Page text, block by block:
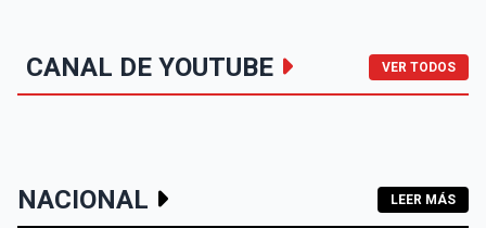
CANAL DE YOUTUBE VER TODOS
NACIONAL LEER MÁS